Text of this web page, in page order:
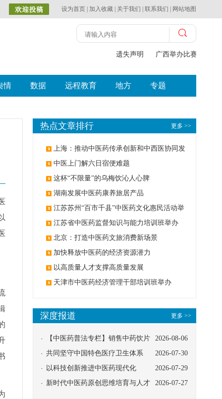
设为首页 加入收藏 关于我们 联系我们 网站地图
遗失声明 广西举办比赛探索中
情 数据 远程教育 地方 专题
更多 >>
热点文章排行
上海：推动中医药传承创新和中西医协同发
展 中医上门解六日宿便难题
这杯“不限量”的乌梅饮沁人心脾
湖南发展中医药康养旅居产品
江苏苏州“百市千县”中医药文化惠民活动举
办 江苏省中医药监督知识与能力培训班举办
北京：打造中医药文旅消费新场景
加快释放中医药的经济资源潜力
以高质量人才支撑高质量发展
天津市中医药经济管理干部培训班举办
更多 >>
深度报道
2026-08-06
【中医药普法专栏】销售中药饮片
应告知煎服方法及注意事项
2026-07-30
共同坚守中国特色医疗卫生体系
2026-07-29
以科技创新推进中医药现代化
2026-07-27
新时代中医药原创思维培育与人才